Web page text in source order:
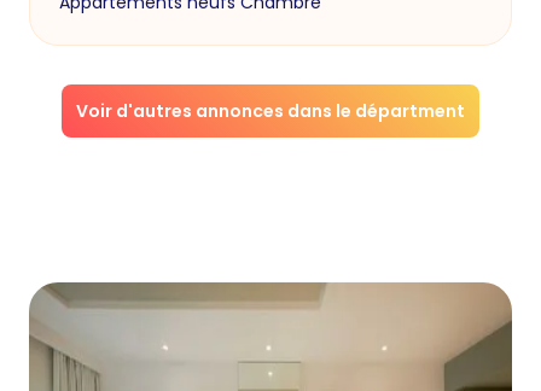
Voir d'autres annonces dans le départment